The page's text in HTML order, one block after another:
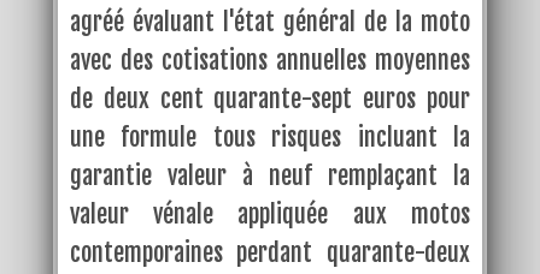
agréé évaluant l'état général de la moto
avec des cotisations annuelles moyennes
de deux cent quarante-sept euros pour
une formule tous risques incluant la
garantie valeur à neuf remplaçant la
valeur vénale appliquée aux motos
contemporaines perdant quarante-deux